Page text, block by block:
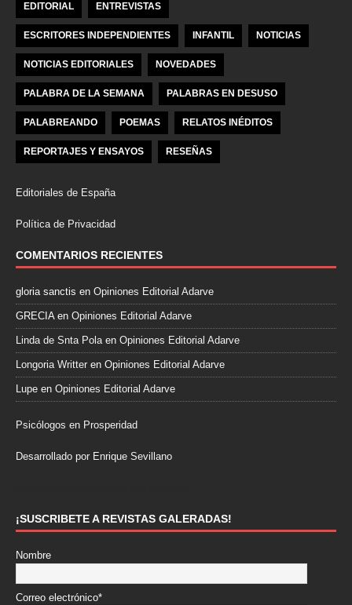
EDITORIAL ENTREVISTAS
ESCRITORES INDEPENDIENTES INFANTIL NOTICIAS
NOTICIAS EDITORIALES NOVEDADES
PALABRA DE LA SEMANA PALABRAS EN DESUSO
PALABREANDO POEMAS RELATOS INÉDITOS
REPORTAJES Y ENSAYOS RESEÑAS
Editoriales de España
Política de Privacidad
COMENTARIOS RECIENTES
gloria sanctis en Opiniones Editorial Adarve
GRECIAen Opiniones Editorial Adarve
Linda de Snta Polaen Opiniones Editorial Adarve
Longoria Writter en Opiniones Editorial Adarve
Lupe en Opiniones Editorial Adarve
Psicólogos en Prosperidad
Desarrollado por Enrique Sevillano
¡SUSCRIBETE A REVISTAS GALERADAS!
Nombre
Correo electrónico*